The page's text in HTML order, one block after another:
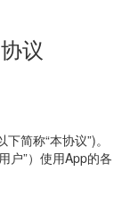
议
简称“本协议”)。
户”）使用App的各